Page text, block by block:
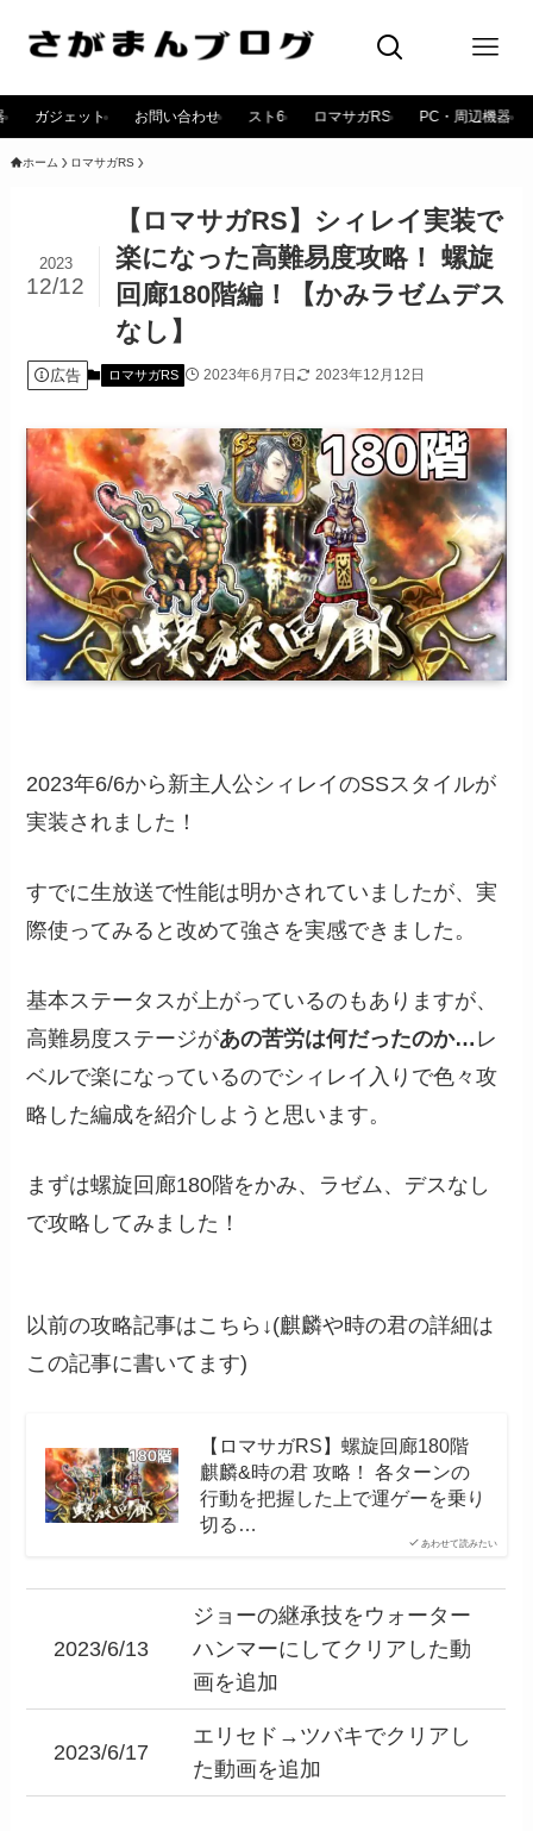
ガジェット お問い合わせ スト6 ロマサガRS PC・周辺機器
ホーム ロマサガRS
【ロマサガRS】シィレイ実装で
楽になった高難易度攻略！ 螺旋
回廊180階編！【かみラゼムデス
なし】
2023
12/12
広告 ロマサガRS 2023年6月7日 2023年12月12日
2023年6/6から新主人公シィレイのSSスタイルが
実装されました！
すでに生放送で性能は明かされていましたが、実
際使ってみると改めて強さを実感できました。
基本ステータスが上がっているのもありますが、
高難易度ステージがあの苦労は何だったのか… レ
ベルで楽になっているのでシィレイ入りで色々攻
略した編成を紹介しようと思います。
まずは螺旋回廊180階をかみ、ラゼム、デスなし
で攻略してみました！
以前の攻略記事はこちら↓(麒麟や時の君の詳細は
この記事に書いてます)
あわせて読みたい
【ロマサガRS】螺旋回廊180階
麒麟&時の君 攻略！ 各ターンの
行動を把握した上で運ゲーを乗り
切る…
2023/6/13
ジョーの継承技をウォーター
ハンマーにしてクリアした動
画を追加
2023/6/17
エリセド→ツバキでクリアし
た動画を追加